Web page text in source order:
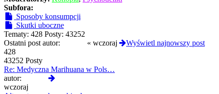
Subfora:
Sposoby konsumpcji
Skutki uboczne
Tematy: 428 Posty: 43252
Ostatni post autor:
« wczoraj
Wyświetl najnowszy post
428
43252 Posty
Re: Medyczna Marihuana w Pols…
autor:
wczoraj